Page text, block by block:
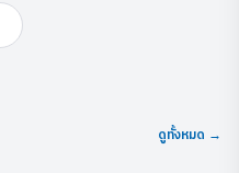
ดูทั้งหมด →